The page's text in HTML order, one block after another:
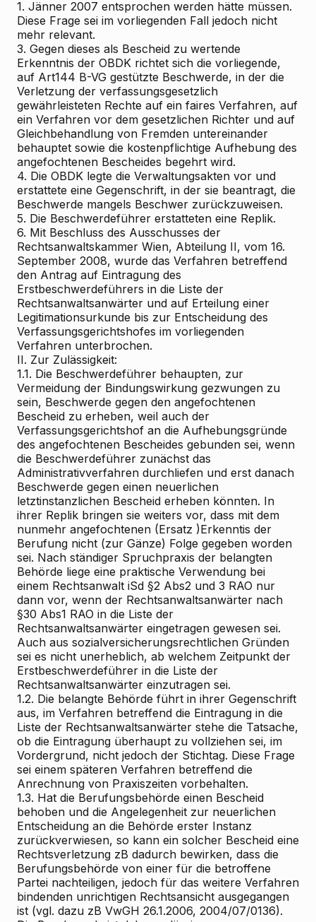
1. Jänner 2007 entsprochen werden hätte müssen.
Diese Frage sei im vorliegenden Fall jedoch nicht
mehr relevant.
3. Gegen dieses als Bescheid zu wertende
Erkenntnis der OBDK richtet sich die vorliegende,
auf Art144 B-VG gestützte Beschwerde, in der die
Verletzung der verfassungsgesetzlich
gewährleisteten Rechte auf ein faires Verfahren, auf
ein Verfahren vor dem gesetzlichen Richter und auf
Gleichbehandlung von Fremden untereinander
behauptet sowie die kostenpflichtige Aufhebung des
angefochtenen Bescheides begehrt wird.
4. Die OBDK legte die Verwaltungsakten vor und
erstattete eine Gegenschrift, in der sie beantragt, die
Beschwerde mangels Beschwer zurückzuweisen.
5. Die Beschwerdeführer erstatteten eine Replik.
6. Mit Beschluss des Ausschusses der
Rechtsanwaltskammer Wien, Abteilung II, vom 16.
September 2008, wurde das Verfahren betreffend
den Antrag auf Eintragung des
Erstbeschwerdeführers in die Liste der
Rechtsanwaltsanwärter und auf Erteilung einer
Legitimationsurkunde bis zur Entscheidung des
Verfassungsgerichtshofes im vorliegenden
Verfahren unterbrochen.
II. Zur Zulässigkeit:
1.1. Die Beschwerdeführer behaupten, zur
Vermeidung der Bindungswirkung gezwungen zu
sein, Beschwerde gegen den angefochtenen
Bescheid zu erheben, weil auch der
Verfassungsgerichtshof an die Aufhebungsgründe
des angefochtenen Bescheides gebunden sei, wenn
die Beschwerdeführer zunächst das
Administrativverfahren durchliefen und erst danach
Beschwerde gegen einen neuerlichen
letztinstanzlichen Bescheid erheben könnten. In
ihrer Replik bringen sie weiters vor, dass mit dem
nunmehr angefochtenen (Ersatz )Erkenntis der
Berufung nicht (zur Gänze) Folge gegeben worden
sei. Nach ständiger Spruchpraxis der belangten
Behörde liege eine praktische Verwendung bei
einem Rechtsanwalt iSd §2 Abs2 und 3 RAO nur
dann vor, wenn der Rechtsanwaltsanwärter nach
§30 Abs1 RAO in die Liste der
Rechtsanwaltsanwärter eingetragen gewesen sei.
Auch aus sozialversicherungsrechtlichen Gründen
sei es nicht unerheblich, ab welchem Zeitpunkt der
Erstbeschwerdeführer in die Liste der
Rechtsanwaltsanwärter einzutragen sei.
1.2. Die belangte Behörde führt in ihrer Gegenschrift
aus, im Verfahren betreffend die Eintragung in die
Liste der Rechtsanwaltsanwärter stehe die Tatsache,
ob die Eintragung überhaupt zu vollziehen sei, im
Vordergrund, nicht jedoch der Stichtag. Diese Frage
sei einem späteren Verfahren betreffend die
Anrechnung von Praxiszeiten vorbehalten.
1.3. Hat die Berufungsbehörde einen Bescheid
behoben und die Angelegenheit zur neuerlichen
Entscheidung an die Behörde erster Instanz
zurückverwiesen, so kann ein solcher Bescheid eine
Rechtsverletzung zB dadurch bewirken, dass die
Berufungsbehörde von einer für die betroffene
Partei nachteiligen, jedoch für das weitere Verfahren
bindenden unrichtigen Rechtsansicht ausgegangen
ist (vgl. dazu zB VwGH 26.1.2006, 2004/07/0136).